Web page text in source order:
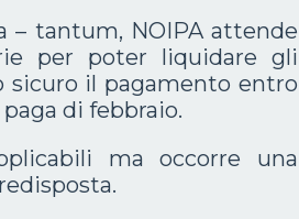
– tantum, NOIPA attende
per poter liquidare gli
il pagamento entro
di febbraio.
ma occorre una